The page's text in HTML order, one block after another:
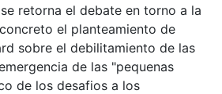
retorna el debate en torno a la
el planteamiento de
sobre el debilitamiento de las
de las "pequenas
de los desafios a los